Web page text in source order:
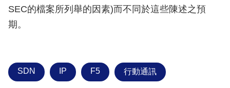
SEC的檔案所列舉的因素)而不同於這些陳述之預
期。
SDN IP F5 行動通訊